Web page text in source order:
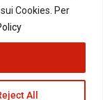
Cookies. Per
All
- Powered by